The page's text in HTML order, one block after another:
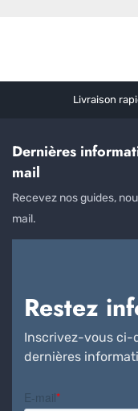
Livraison
Dernières
mail
Recevez nos guides,
mail.
Restez
Inscrivez-vous ci-
dernières